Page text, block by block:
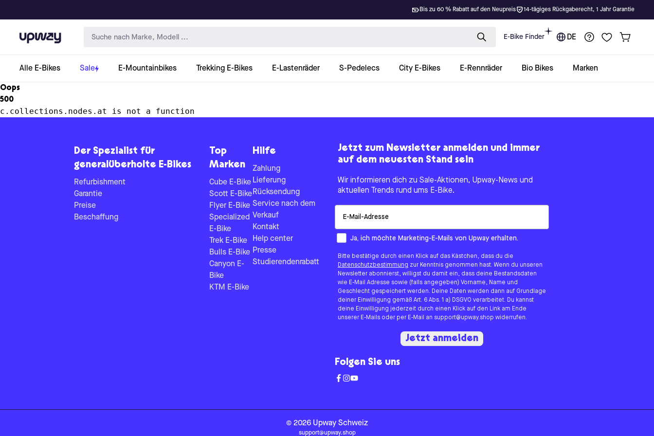
Bis zu 60 % Rabatt auf den Neupreis 14-tägiges Rückgaberecht, 1 Jahr Garantie
Upway E-Bike Finder DE
Alle E-Bikes Sale E-Mountainbikes Trekking E-Bikes E-Lastenräder S-Pedelecs City E-Bikes E-Rennräder Bio Bikes Marken
Oops
500
c.collections.nodes.at is not a function
Der Spezialist für
generalüberholte E-Bikes
Refurbishment
Garantie
Preise
Beschaffung
Top
Marken
Cube E-Bike
Scott E-Bike
Flyer E-Bike
Specialized
E-Bike
Trek E-Bike
Bulls E-Bike
Canyon E-
Bike
KTM E-Bike
Hilfe
Zahlung
Lieferung
Rücksendung
Service nach dem
Verkauf
Kontakt
Help center
Presse
Studierendenrabatt
Jetzt zum Newsletter anmelden und immer
auf dem neuesten Stand sein
Wir informieren dich zu Sale-Aktionen, Upway-News und
aktuellen Trends rund ums E-Bike.
How would you like to hear from us?
Ja, ich möchte Marketing-E-Mails von Upway erhalten.
Bitte bestätige durch einen Klick auf das Kästchen, dass du die
Datenschutzbestimmung zur Kenntnis genommen hast. Wenn du unseren
Newsletter abonnierst, willigst du damit ein, dass deine Bestandsdaten
wie E-Mail Adresse sowie (falls angegeben) Vorname, Name und
Geschlecht gespeichert werden. Deine Daten werden dann auf Grundlage
deiner Einwilligung gemäß Art. 6 Abs. 1 a) DSGVO verarbeitet. Du kannst
deine Einwilligung jederzeit durch einen Klick auf den Link am Ende
unserer E-Mails oder per E-Mail an support@upway.shop widerrufen.
Jetzt anmelden
Folgen Sie uns
© 2026 Upway Schweiz
support@upway.shop